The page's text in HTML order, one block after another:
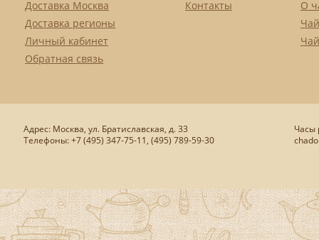
Доставка Москва
Доставка регионы
Личный кабинет
Обратная связь
Контакты
О
Адрес: Москва, ул. Братиславская, д. 33
Телефоны: +7 (495) 347-75-11, (495) 789-59-30
Часы